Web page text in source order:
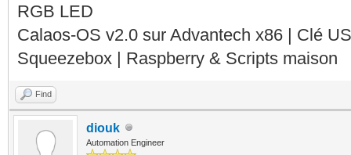
RGB LED
Calaos-OS v2.0 sur Advantech x86 | Clé
Squeezebox | Raspberry & Scripts maison
Find
diouk
Automation Engineer